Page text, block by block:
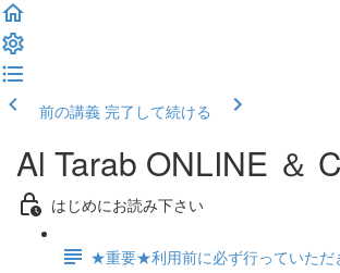
前の講義 完了して続ける
Al Tarab ONLINE ＆
はじめにお読み下さい
★重要★利用前に必ず行っていただ